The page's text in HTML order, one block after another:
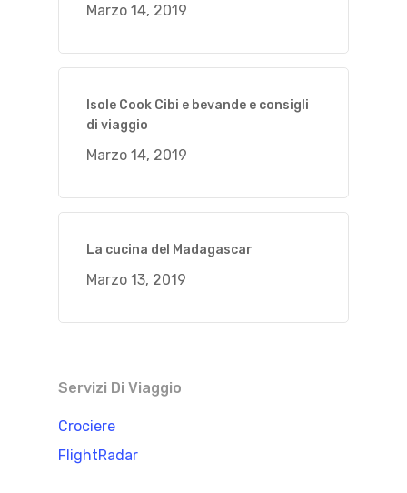
Marzo 14, 2019
Isole Cook Cibi e bevande e consigli
di viaggio
Marzo 14, 2019
La cucina del Madagascar
Marzo 13, 2019
Servizi Di Viaggio
Crociere
FlightRadar